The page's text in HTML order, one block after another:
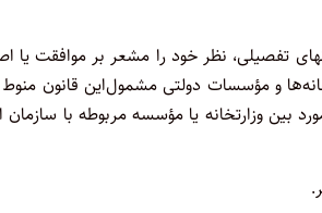
نظر خود را مشعر بر موافقت یا
و مؤسسات دولتی مشمول‌این قانون
بین وزارتخانه یا مؤسسه مربوطه با
.